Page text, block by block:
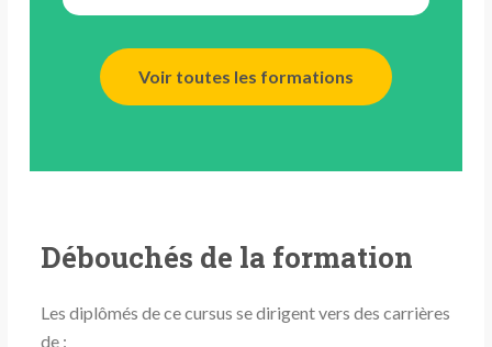
Voir toutes les formations
Débouchés de la formation
Les diplômés de ce cursus se dirigent vers des carrières
de :